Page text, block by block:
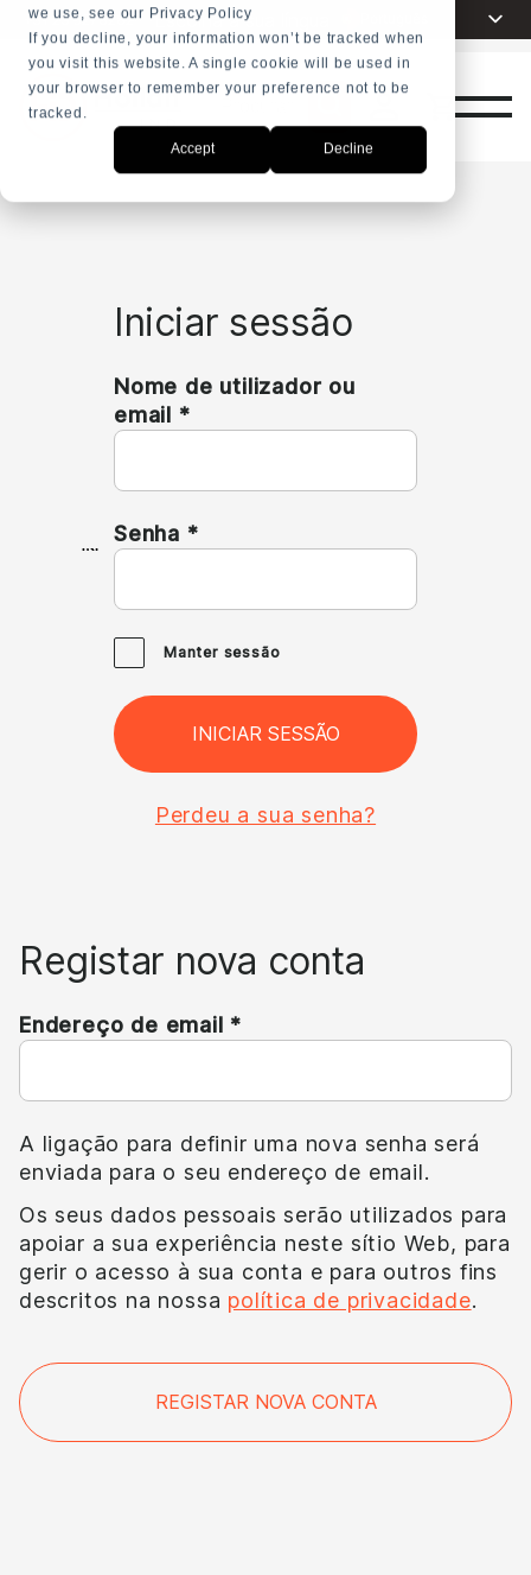
we use, see our Privacy Policy
If you decline, your information won’t be tracked when
you visit this website. A single cookie will be used in
your browser to remember your preference not to be
tracked.
Accept Decline
+31 23 5278282 Escolha a sua língua
English
Español
Iniciar sessão
Nome de utilizador ou
email *Obrigatório
Senha *Obrigatório
Manter sessão
INICIAR SESSÃO
Perdeu a sua senha?
Registar nova conta
Endereço de email *
A ligação para definir uma nova senha será
enviada para o seu endereço de email.
Os seus dados pessoais serão utilizados para
apoiar a sua experiência neste sítio Web, para
gerir o acesso à sua conta e para outros fins
descritos na nossa política de privacidade.
REGISTAR NOVA CONTA